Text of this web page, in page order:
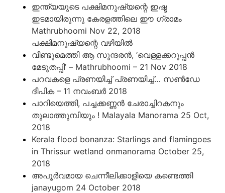
ഇന്ത്യയുടെ പക്ഷിമനുഷ്യന്റെ ഇഷ്ട
ഇടമായിരുന്നു കേരളത്തിലെ ഈ ഗ്രാമം
Mathrubhoomi Nov 22, 2018
പക്ഷിമനുഷ്യന്റെ വഴിയിൽ
വീണ്ടുമെത്തി ആ സുന്ദരൻ, ‘വെള്ളക്കറുപ്പൻ
മേടുതപ്പി’ – Mathrubhoomi – 21 Nov 2018
പറവകളെ പ്രണയിച്ച് പ്രണയിച്ച്… സൺഡേ
ദീപിക – 11 നവംബർ 2018
പാറിയെത്തി, പച്ചക്കണ്ണൻ ചേരാച്ചിറകനും
തുലാത്തുമ്പിയും ! Malayala Manorama 25 Oct,
2018
Kerala flood bonanza: Starlings and flamingoes
in Thrissur wetland onmanorama October 25,
2018
അപൂര്‍വമായ ചെന്നീലിക്കാളിയെ കണ്ടെത്തി
janayugom 24 October 2018